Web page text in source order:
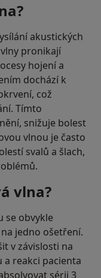
akustických
pronikají
hojení a
dochází k
což
Tímto
snižuje bolest
vlnou je často
svalů a šlach,
vlna?
se obvykle
jedno ošetření.
v závislosti na
reakci pacienta
sérii 3